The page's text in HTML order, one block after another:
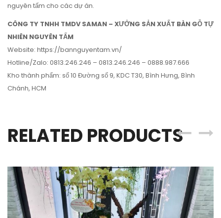
nguyên tấm cho các dự án.
CÔNG TY TNHH TMDV SAMAN – XƯỞNG SẢN XUẤT BÀN GỖ TỰ
NHIÊN NGUYÊN TẤM
Website: https://bannguyentam.vn/
Hotline/Zalo: 0813.246.246 – 0813.246.246 – 0888.987.666
Kho thành phẩm: số 10 Đường số 9, KDC T30, Bình Hưng, Bình
Chánh, HCM
RELATED PRODUCTS